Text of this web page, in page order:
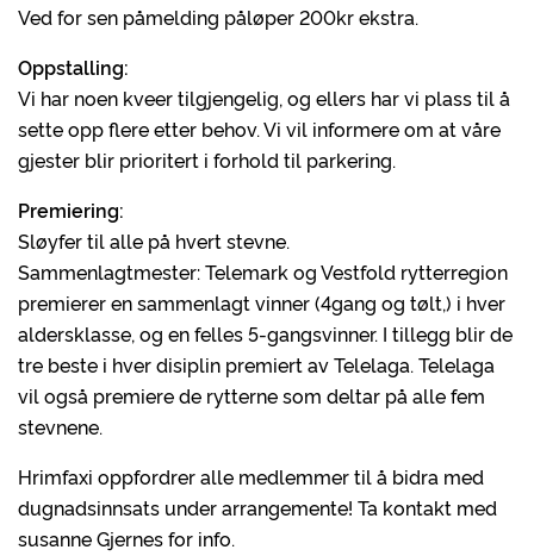
Ved for sen påmelding påløper 200kr ekstra.
Oppstalling:
Vi har noen kveer tilgjengelig, og ellers har vi plass til å
sette opp flere etter behov. Vi vil informere om at våre
gjester blir prioritert i forhold til parkering.
Premiering:
Sløyfer til alle på hvert stevne.
Sammenlagtmester: Telemark og Vestfold rytterregion
premierer en sammenlagt vinner (4gang og tølt,) i hver
aldersklasse, og en felles 5-gangsvinner. I tillegg blir de
tre beste i hver disiplin premiert av Telelaga. Telelaga
vil også premiere de rytterne som deltar på alle fem
stevnene.
Hrimfaxi oppfordrer alle medlemmer til å bidra med
dugnadsinnsats under arrangemente! Ta kontakt med
susanne Gjernes for info.